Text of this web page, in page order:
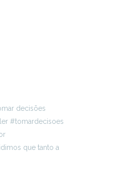
que tanto a